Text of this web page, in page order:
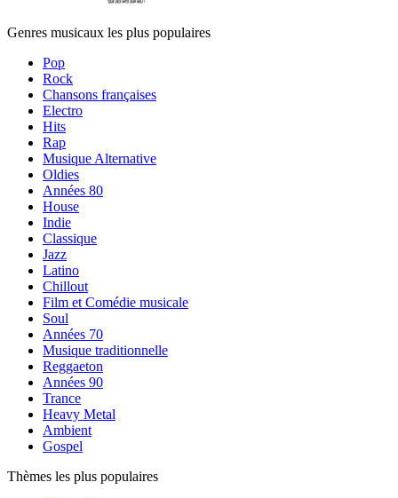
Genres musicaux les plus populaires
Pop
Rock
Chansons françaises
Electro
Hits
Rap
Musique Alternative
Oldies
Années 80
House
Indie
Classique
Jazz
Latino
Chillout
Film et Comédie musicale
Soul
Années 70
Musique traditionnelle
Reggaeton
Années 90
Trance
Heavy Metal
Ambient
Gospel
Thèmes les plus populaires